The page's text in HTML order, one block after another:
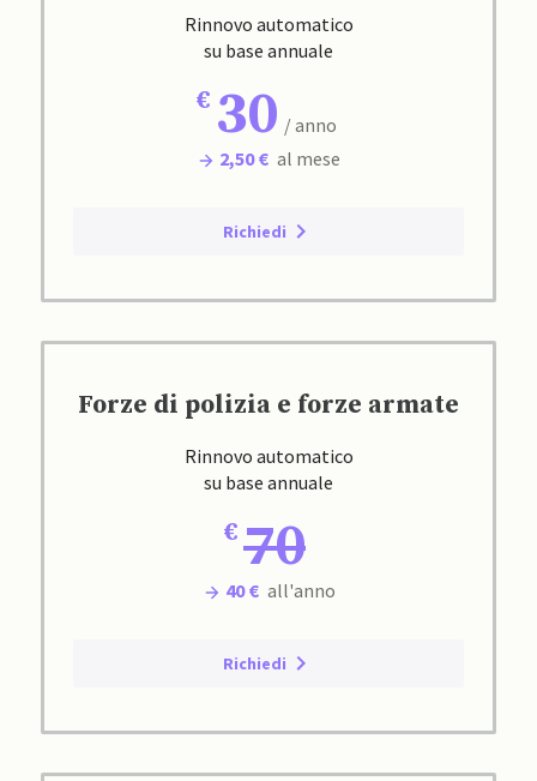
Rinnovo automatico
su base annuale
30 / anno
2,50 € al mese
Richiedi
Forze di polizia e forze armate
Rinnovo automatico
su base annuale
70
40 € all'anno
Richiedi